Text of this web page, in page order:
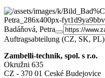
Badáňová, Petra
Auftragsabteilung (CZ, SK, PL)
Zambelli-technik, spol. s r.o.
Okružni 635
CZ - 370 01 Ceské Budejovice